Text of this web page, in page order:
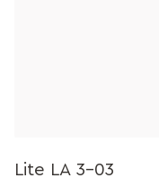
Lite LA 3-03